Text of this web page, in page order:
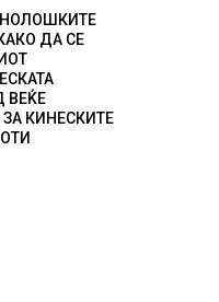
ДА СЕ
ВЕЌЕ
КИНЕСКИТЕ